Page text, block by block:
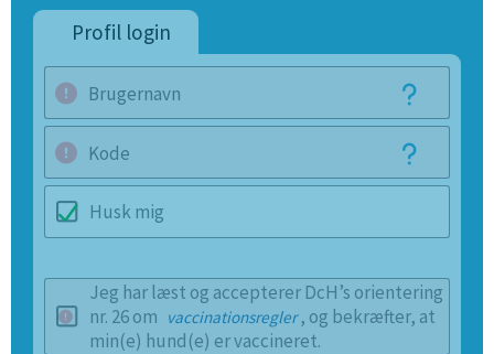
Profil login
Brugernavn
Kode
Husk mig
Jeg har læst og accepterer DcH’s orientering
nr. 26 om vaccinationsregler, og bekræfter, at
min(e) hund(e) er vaccineret.